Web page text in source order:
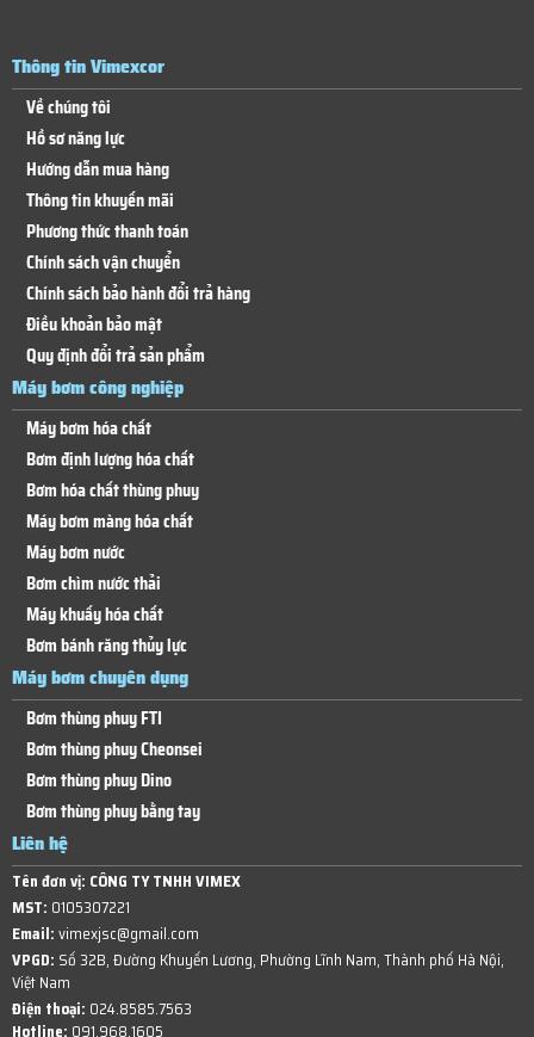
Thông tin Vimexcor
Về chúng tôi
Hồ sơ năng lực
Hướng dẫn mua hàng
Thông tin khuyến mãi
Phương thức thanh toán
Chính sách vận chuyển
Chính sách bảo hành đổi trả hàng
Điều khoản bảo mật
Quy định đổi trả sản phẩm
Máy bơm công nghiệp
Máy bơm hóa chất
Bơm định lượng hóa chất
Bơm hóa chất thùng phuy
Máy bơm màng hóa chất
Máy bơm nước
Bơm chìm nước thải
Máy khuấy hóa chất
Bơm bánh răng thủy lực
Máy bơm chuyên dụng
Bơm thùng phuy FTI
Bơm thùng phuy Cheonsei
Bơm thùng phuy Dino
Bơm thùng phuy bằng tay
Liên hệ
Tên đơn vị: CÔNG TY TNHH VIMEX
MST: 0105307221
Email:vimexjsc@gmail.com
VPGD: Số 32B, Đường Khuyến Lương, Phường Lĩnh Nam, Thành phố Hà Nội,
Việt Nam
Điện thoại: 024.8585.7563
Hotline: 091.968.1605